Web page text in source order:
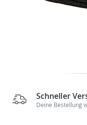
Schneller
Deine Bestellung